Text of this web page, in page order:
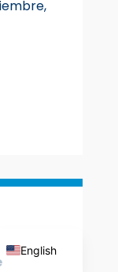
English